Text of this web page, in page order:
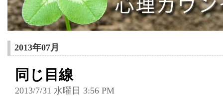
2013年07月
同じ目線
2013/7/31 水曜日 3:56 PM